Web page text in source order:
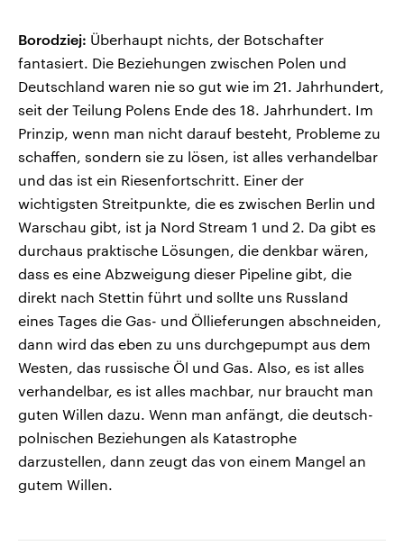
Borodziej: Überhaupt nichts, der Botschafter
fantasiert. Die Beziehungen zwischen Polen und
Deutschland waren nie so gut wie im 21. Jahrhundert,
seit der Teilung Polens Ende des 18. Jahrhundert. Im
Prinzip, wenn man nicht darauf besteht, Probleme zu
schaffen, sondern sie zu lösen, ist alles verhandelbar
und das ist ein Riesenfortschritt. Einer der
wichtigsten Streitpunkte, die es zwischen Berlin und
Warschau gibt, ist ja Nord Stream 1 und 2. Da gibt es
durchaus praktische Lösungen, die denkbar wären,
dass es eine Abzweigung dieser Pipeline gibt, die
direkt nach Stettin führt und sollte uns Russland
eines Tages die Gas- und Öllieferungen abschneiden,
dann wird das eben zu uns durchgepumpt aus dem
Westen, das russische Öl und Gas. Also, es ist alles
verhandelbar, es ist alles machbar, nur braucht man
guten Willen dazu. Wenn man anfängt, die deutsch-
polnischen Beziehungen als Katastrophe
darzustellen, dann zeugt das von einem Mangel an
gutem Willen.